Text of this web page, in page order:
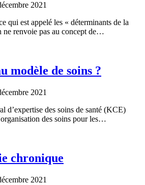
2021
qui est appelé les « déterminants de la
ne renvoie pas au concept de…
modèle de soins ?
2021
d’expertise des soins de santé (KCE)
des soins pour les…
chronique
2021